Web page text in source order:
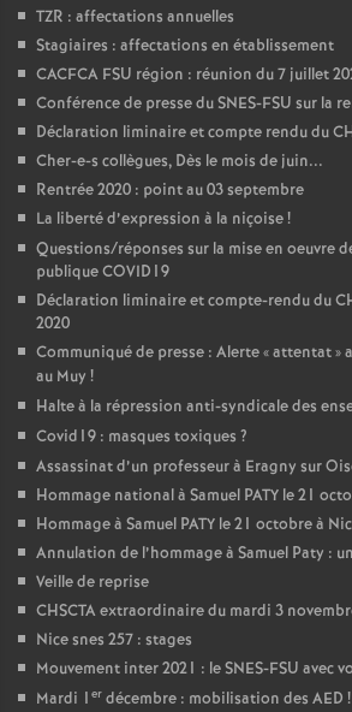
TZR : affectations annuelles
Stagiaires : affectations en établissement
CACFCA FSU région : réunion du 7 juillet
Conférence de presse du SNES-FSU sur la
Déclaration liminaire et compte rendu du
Cher-e-s collègues, Dès le mois de juin...
Rentrée 2020 : point au 03 septembre
La liberté d’expression à la niçoise!
Questions/réponses sur la mise en oeuvre
publique COVID19
Déclaration liminaire et compte-rendu du
2020
Communiqué de presse : Alerte «attentat»
au Muy !
Halte à la répression anti-syndicale des
Covid19 : masques toxiques ?
Assassinat d’un professeur à Eragny sur
Hommage national à Samuel PATY le 21
Hommage à Samuel PATY le 21 octobre à
Annulation de l’hommage à Samuel Paty :
Veille de reprise
CHSCTA extraordinaire du mardi 3
Nice snes 257 : stages
Mouvement inter 2021 : le SNES-FSU avec
Mardi 1 er décembre : mobilisation des AED !